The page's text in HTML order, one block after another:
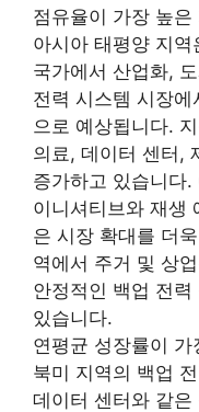
점유율이 가장 높은
아시아 태평양 지
국가에서 산업화,
전력 시스템 시장
으로 예상됩니다.
의료, 데이터 센터,
증가하고 있습니다
이니셔티브와 재생
은 시장 확대를 더
역에서 주거 및 상
안정적인 백업 전
있습니다.
연평균 성장률이 가
북미 지역의 백업
데이터 센터와 같은